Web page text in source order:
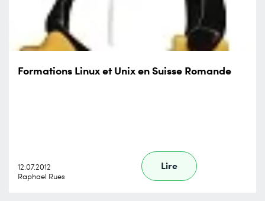
Formations Linux et Unix en Suisse Romande
12.07.2012
Raphael Rues
Lire